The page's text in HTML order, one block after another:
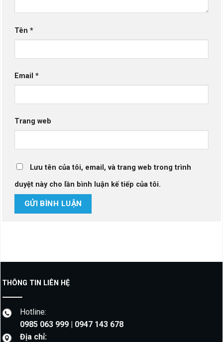
Tên *
Email *
Trang web
Lưu tên của tôi, email, và trang web trong trình
duyệt này cho lần bình luận kế tiếp của tôi.
THÔNG TIN LIÊN HỆ
Hotline:
0985 063 999 | 0947 143 678
Địa chỉ: